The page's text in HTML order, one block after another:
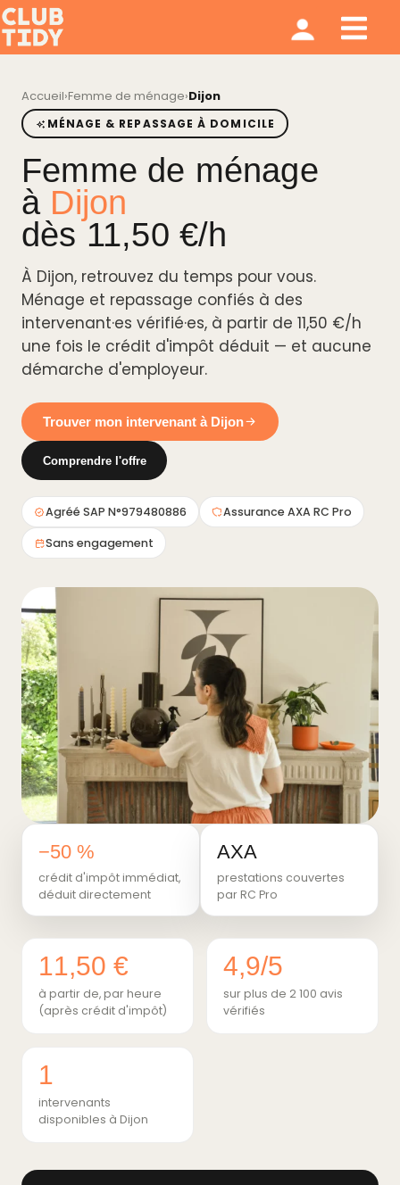
Accueil›Femme de ménage›Dijon
MÉNAGE & REPASSAGE À DOMICILE
Femme de ménage
à Dijon
dès 11,50 €/h
À Dijon, retrouvez du temps pour vous.
Ménage et repassage confiés à des
intervenant·es vérifié·es, à partir de 11,50 €/h
une fois le crédit d'impôt déduit — et aucune
démarche d'employeur.
Trouver mon intervenant à Dijon
Comprendre l'offre
Agréé SAP N°979480886 Assurance AXA RC Pro
Sans engagement
−50 %
crédit d'impôt immédiat,
déduit directement
AXA
prestations couvertes
par RC Pro
11,50 €
à partir de, par heure
(après crédit d'impôt)
4,9/5
sur plus de 2 100 avis
vérifiés
1
intervenants
disponibles à Dijon